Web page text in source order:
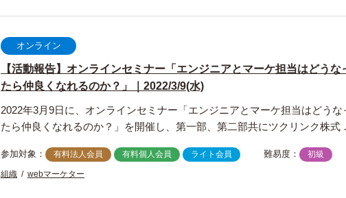
オンライン
【活動報告】オンラインセミナー「エンジニアとマーケ担当はどうな
たら仲良くなれるのか？」｜2022/3/9(水)
2022年3月9日に、オンラインセミナー「エンジニアとマーケ担当はどうな
たら仲良くなれるのか？」を開催し、第一部、第二部共にツクリンク株式
参加対象： 有料法人会員 有料個人会員 ライト会員 難易度： 初級
組織 webマーケター